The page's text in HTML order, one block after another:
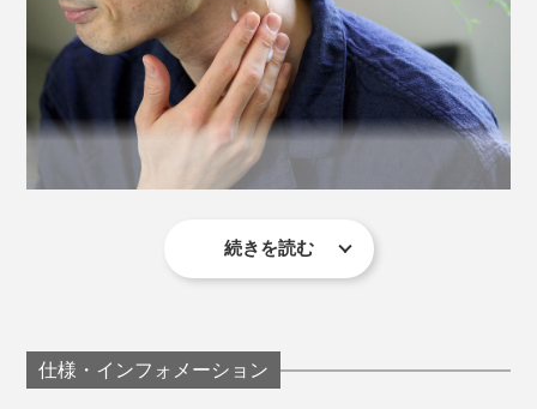
＜海洋深層水（※3）＞
ゲルの成分のなかで最も多い「水」にもこだわり、沖
縄・久米島沖の海底600mから汲み上げた、海洋深層水
（※3）を使用。ミネラル豊富で、タラソテラピーでも使
ない動きなどに現れます。また、神経障害性疼痛と呼ば
れる痛みを引き起こします。
これは、痛みの信号が出過ぎる状態です。この神経伝達
のバランスを整える事は、イキイキとした活力に満ちた
毎日を過ごすために重要です」
片野秀樹氏プロフィール
一般社団法人日本リカバリー協会 代表理事
国立研究開発法人理化学研究所 客員研究員
医薬品ではないので、使い方に決まりはありませんが、
「ベッドから起き上がって、首や肩に違和感があるなと
感じた時に使っています。スリスリするだけでも違いま
続きを読む
仕様・インフォメーション